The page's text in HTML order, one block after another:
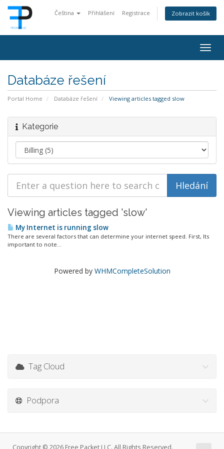
Čeština Přihlášení Registrace Zobrazit košík
Databáze řešení
Portal Home Databáze řešení Viewing articles tagged slow
Kategorie
Viewing articles tagged 'slow'
My Internet is running slow
There are several factors that can determine your internet speed. First, Its
important to note...
Powered by WHMCompleteSolution
Tag Cloud
Podpora
Copyright © 2026 Free Packet LLC. All Rights Reserved.